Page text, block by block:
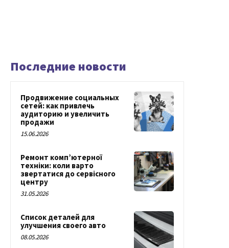
Последние новости
Продвижение социальных
сетей: как привлечь
аудиторию и увеличить
продажи
15.06.2026
Ремонт комп’ютерної
техніки: коли варто
звертатися до сервісного
центру
31.05.2026
Список деталей для
улучшения своего авто
08.05.2026